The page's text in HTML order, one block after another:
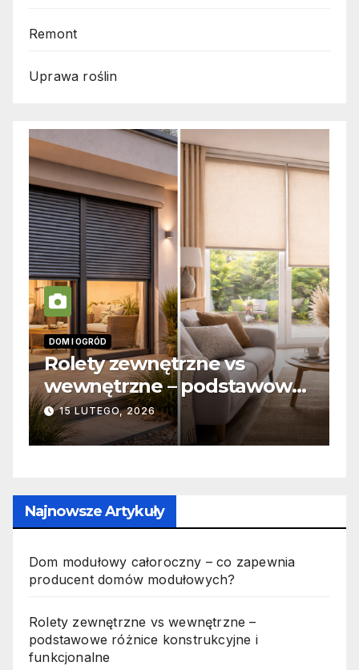
Remont
Uprawa roślin
DOM I OGRÓD
Rolety zewnętrzne vs
wewnętrzne – podstawowe
różnice konstrukcyjne i
funkcjonalne
15 LUTEGO, 2026
Najnowsze Artykuły
Dom modułowy całoroczny – co zapewnia
producent domów modułowych?
Rolety zewnętrzne vs wewnętrzne –
podstawowe różnice konstrukcyjne i
funkcjonalne